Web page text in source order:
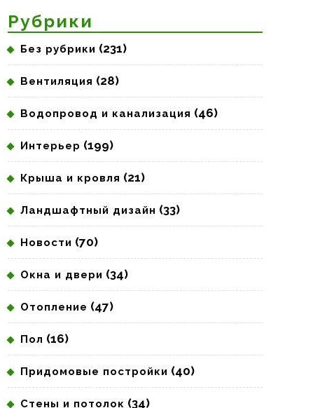
Рубрики
Без рубрики (231)
Вентиляция (28)
Водопровод и канализация (46)
Интерьер (199)
Крыша и кровля (21)
Ландшафтный дизайн (33)
Новости (70)
Окна и двери (34)
Отопление (47)
Пол (16)
Придомовые постройки (40)
Стены и потолок (34)